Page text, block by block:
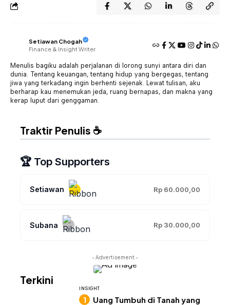
Setiawan Chogah
Finance & Insight Writer
Menulis bagiku adalah perjalanan di lorong sunyi antara diri dan
dunia. Tentang keuangan, tentang hidup yang bergegas, tentang
jiwa yang terkadang ingin berhenti sejenak. Lewat tulisan, aku
berharap kau menemukan jeda, ruang bernapas, dan makna yang
kerap luput dari genggaman.
Traktir Penulis ☕
🏆 Top Supporters
Setiawan Rp 60.000,00
Subana Rp 30.000,00
- Advertisement -
Terkini
INSIGHT
Uang Tumbuh di Tanah yang